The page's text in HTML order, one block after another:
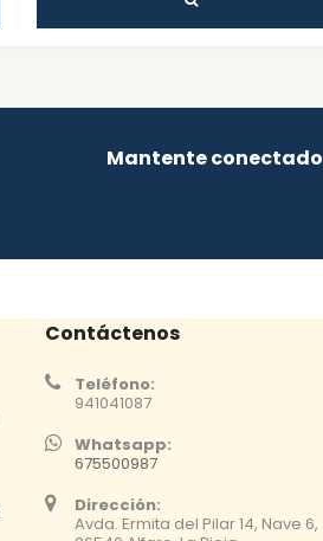
Mantente conectado
Contáctenos
Teléfono:
941041087
Whatsapp:
675500987
Dirección:
Avda. Ermita del Pilar 14, Nave 6,